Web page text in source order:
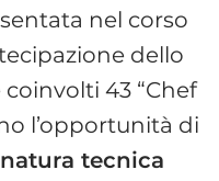
nel corso
dello
43 “Chef
l’opportunità di
tecnica